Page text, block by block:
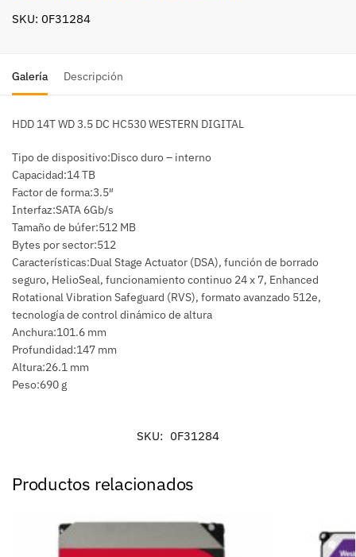
SKU: 0F31284
Galería Descripción
HDD 14T WD 3.5 DC HC530 WESTERN DIGITAL
Tipo de dispositivo:Disco duro – interno
Capacidad:14 TB
Factor de forma:3.5″
Interfaz:SATA 6Gb/s
Tamaño de búfer:512 MB
Bytes por sector:512
Características:Dual Stage Actuator (DSA), función de borrado
seguro, HelioSeal, funcionamiento continuo 24 x 7, Enhanced
Rotational Vibration Safeguard (RVS), formato avanzado 512e,
tecnología de control dinámico de altura
Anchura:101.6 mm
Profundidad:147 mm
Altura:26.1 mm
Peso:690 g
SKU: 0F31284
Productos relacionados